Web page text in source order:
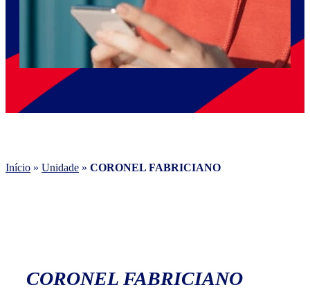
Início » Unidade » CORONEL FABRICIANO
CORONEL FABRICIANO